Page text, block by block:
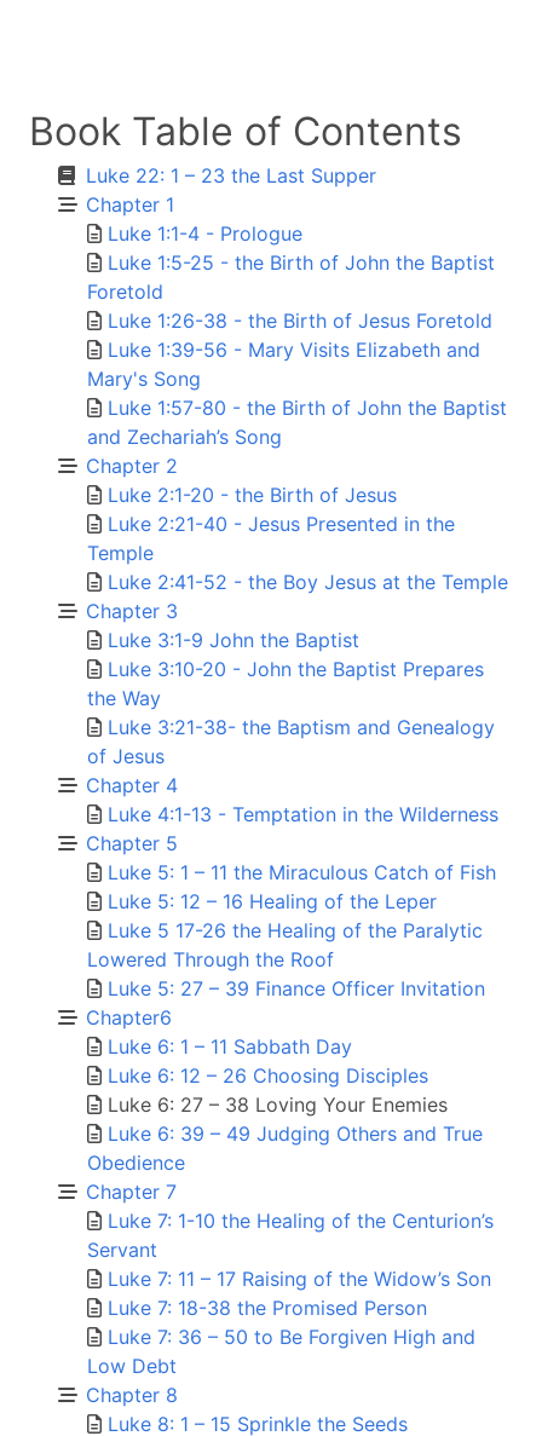
Book Table of Contents
Luke 22: 1 – 23 the Last Supper
Chapter 1
Luke 1:1-4 - Prologue
Luke 1:5-25 - the Birth of John the Baptist
Foretold
Luke 1:26-38 - the Birth of Jesus Foretold
Luke 1:39-56 - Mary Visits Elizabeth and
Mary's Song
Luke 1:57-80 - the Birth of John the Baptist
and Zechariah’s Song
Chapter 2
Luke 2:1-20 - the Birth of Jesus
Luke 2:21-40 - Jesus Presented in the
Temple
Luke 2:41-52 - the Boy Jesus at the Temple
Chapter 3
Luke 3:1-9 John the Baptist
Luke 3:10-20 - John the Baptist Prepares
the Way
Luke 3:21-38- the Baptism and Genealogy
of Jesus
Chapter 4
Luke 4:1-13 - Temptation in the Wilderness
Chapter 5
Luke 5: 1 – 11 the Miraculous Catch of Fish
Luke 5: 12 – 16 Healing of the Leper
Luke 5 17-26 the Healing of the Paralytic
Lowered Through the Roof
Luke 5: 27 – 39 Finance Officer Invitation
Chapter6
Luke 6: 1 – 11 Sabbath Day
Luke 6: 12 – 26 Choosing Disciples
Luke 6: 27 – 38 Loving Your Enemies
Luke 6: 39 – 49 Judging Others and True
Obedience
Chapter 7
Luke 7: 1-10 the Healing of the Centurion’s
Servant
Luke 7: 11 – 17 Raising of the Widow’s Son
Luke 7: 18-38 the Promised Person
Luke 7: 36 – 50 to Be Forgiven High and
Low Debt
Chapter 8
Luke 8: 1 – 15 Sprinkle the Seeds